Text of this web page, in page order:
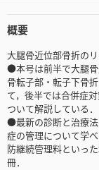
概要
大腿骨近位部骨折の
●本号は前半で大腿
骨転子部・転子下骨
て，後半では合併症
ついて解説している．
●最新の診断と治療
症の管理について学
防継続管理料といっ
冊．